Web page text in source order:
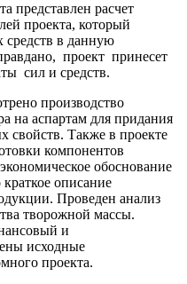
представлен расчет
проекта, который
средств в данную
проект принесет
сил и средств.
производство
на аспартам для придания
свойств. Также в проекте
компонентов
обоснование
описание
Проведен анализ
творожной массы.
и
исходные
проекта.